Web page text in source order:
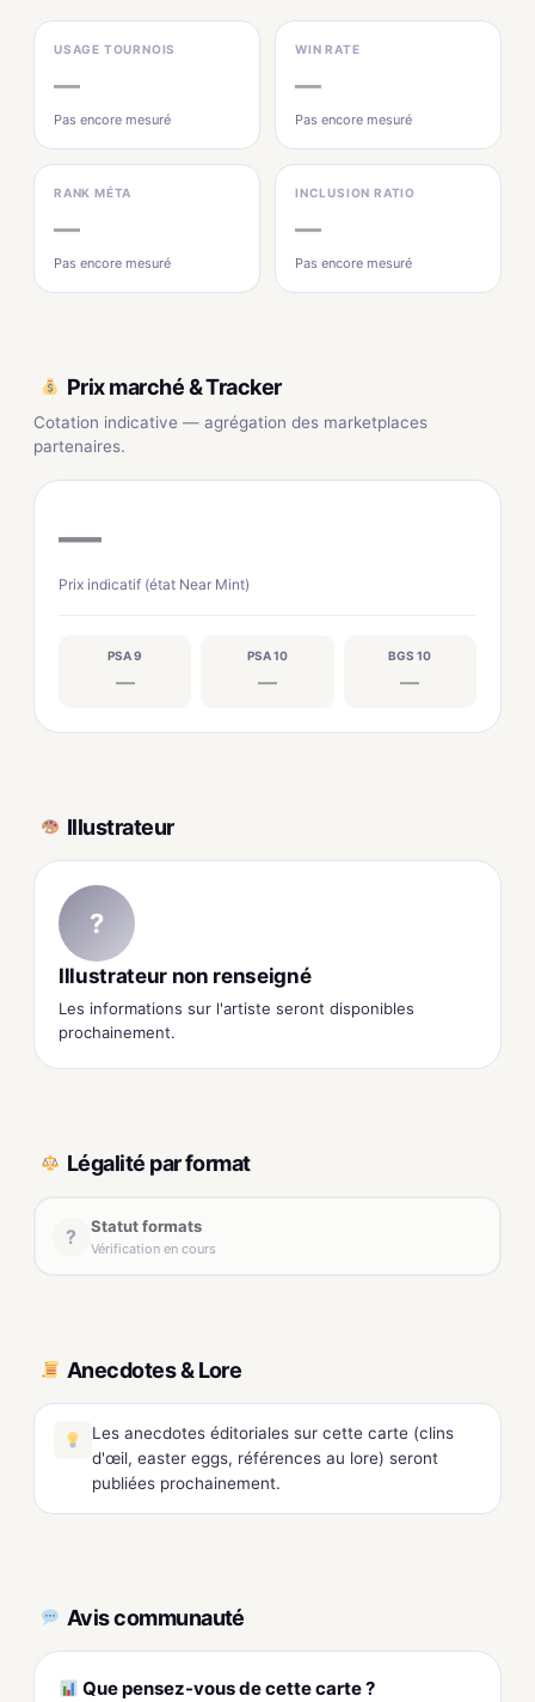
USAGE TOURNOIS
—
Pas encore mesuré
WIN RATE
—
Pas encore mesuré
RANK MÉTA
—
Pas encore mesuré
INCLUSION RATIO
—
Pas encore mesuré
Prix marché & Tracker
Cotation indicative — agrégation des marketplaces
partenaires.
—
Prix indicatif (état Near Mint)
PSA 9
—
PSA 10
—
BGS 10
—
Illustrateur
?
Illustrateur non renseigné
Les informations sur l'artiste seront disponibles
prochainement.
Légalité par format
? Statut formats
Vérification en cours
Anecdotes & Lore
Les anecdotes éditoriales sur cette carte (clins
d'œil, easter eggs, références au lore) seront
publiées prochainement.
Avis communauté
Que pensez-vous de cette carte ?